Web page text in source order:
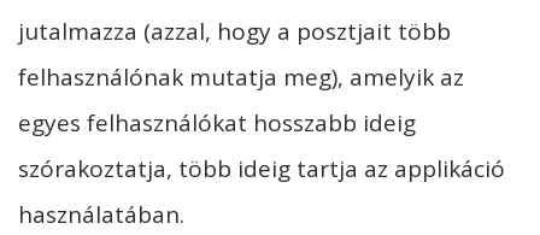
jutalmazza (azzal, hogy a posztjait több
felhasználónak mutatja meg), amelyik az
egyes felhasználókat hosszabb ideig
szórakoztatja, több ideig tartja az applikáció
használatában.